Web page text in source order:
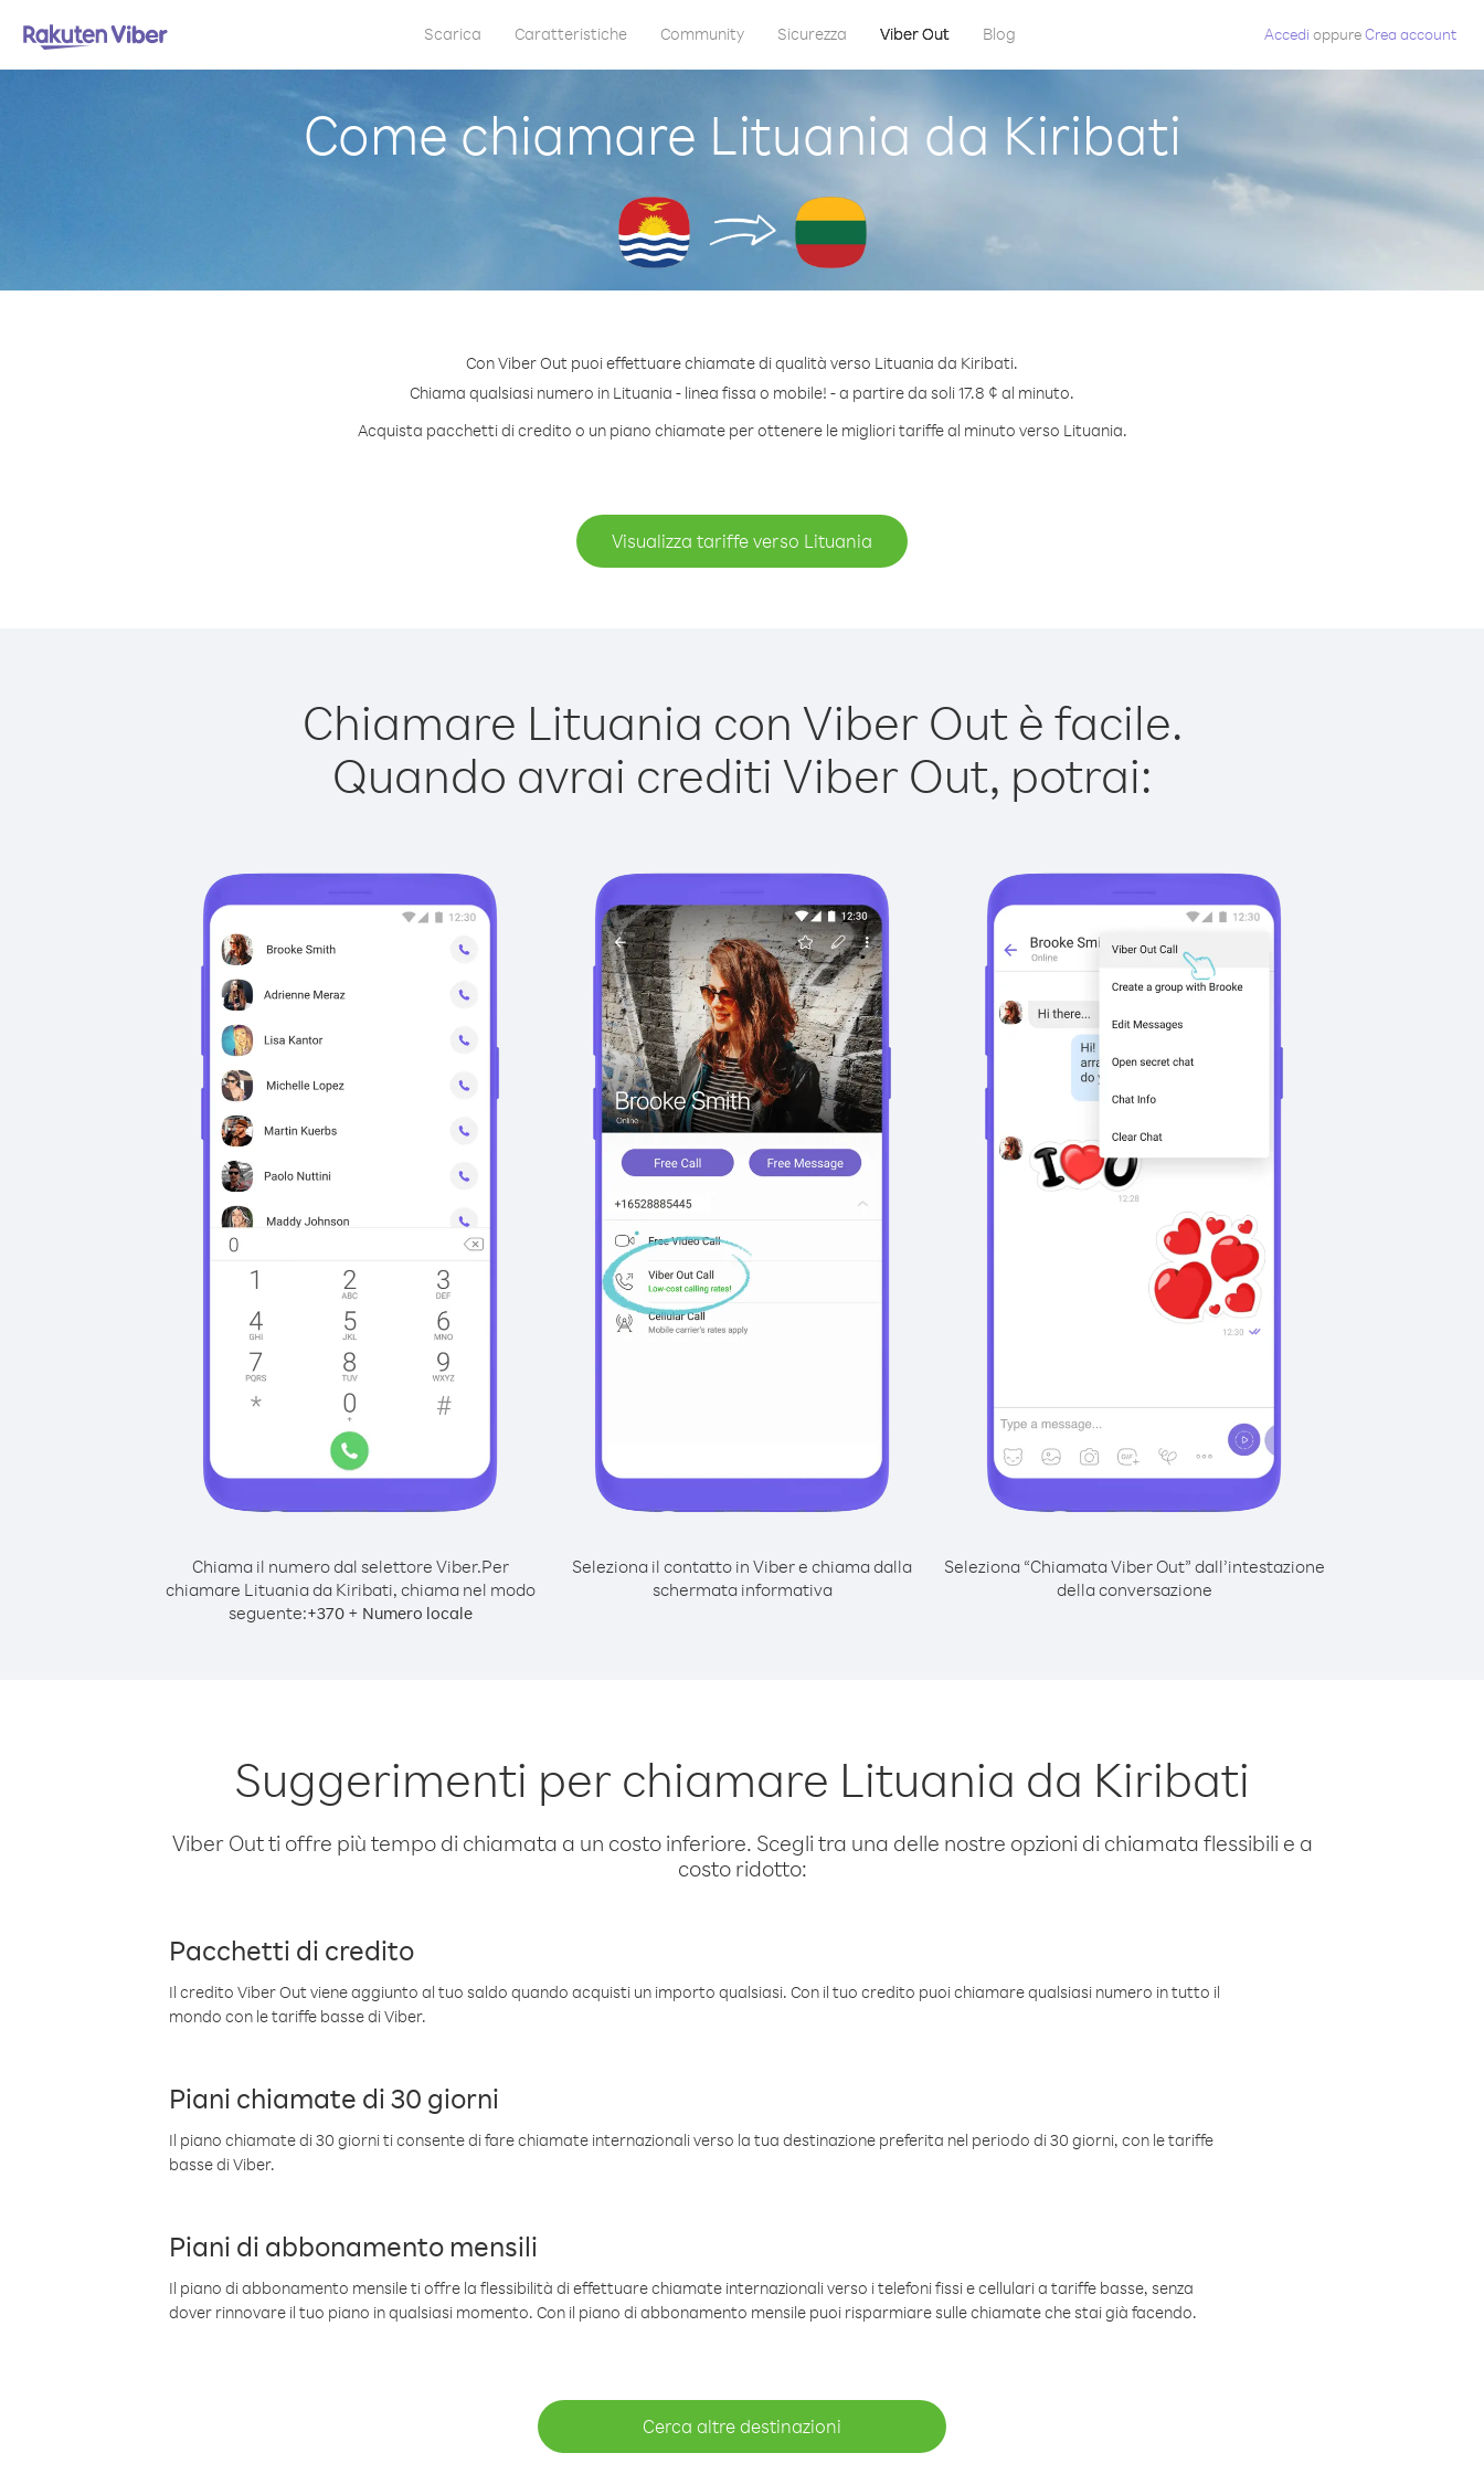
Scarica Caratteristiche Community Sicurezza Viber Out Blog Accedi oppureCrea account
Come chiamare Lituania da Kiribati
Con Viber Out puoi effettuare chiamate di qualità verso Lituania da Kiribati.
Chiama qualsiasi numero in Lituania - linea fissa o mobile! - a partire da soli 17.8 ¢ al minuto.
Acquista pacchetti di credito o un piano chiamate per ottenere le migliori tariffe al minuto verso Lituania.
Visualizza tariffe verso Lituania
Chiamare Lituania con Viber Out è facile.
Quando avrai crediti Viber Out, potrai:
Chiama il numero dal selettore Viber.Per
chiamare Lituania da Kiribati, chiama nel modo
seguente:+370+ Numero locale
Seleziona il contatto in Viber e chiama dalla
schermata informativa
Seleziona “Chiamata Viber Out” dall’intestazione
della conversazione
Suggerimenti per chiamare Lituania da Kiribati
Viber Out ti offre più tempo di chiamata a un costo inferiore. Scegli tra una delle nostre opzioni di chiamata flessibili e a
costo ridotto:
Pacchetti di credito
Il credito Viber Out viene aggiunto al tuo saldo quando acquisti un importo qualsiasi. Con il tuo credito puoi chiamare qualsiasi numero in tutto il
mondo con le tariffe basse di Viber.
Piani chiamate di 30 giorni
Il piano chiamate di 30 giorni ti consente di fare chiamate internazionali verso la tua destinazione preferita nel periodo di 30 giorni, con le tariffe
basse di Viber.
Piani di abbonamento mensili
Il piano di abbonamento mensile ti offre la flessibilità di effettuare chiamate internazionali verso i telefoni fissi e cellulari a tariffe basse, senza
dover rinnovare il tuo piano in qualsiasi momento. Con il piano di abbonamento mensile puoi risparmiare sulle chiamate che stai già facendo.
Cerca altre destinazioni